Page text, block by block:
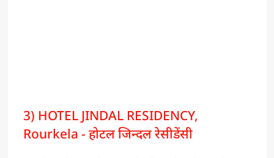
3) HOTEL JINDAL RESIDENCY,
Rourkela - होटल जिन्दल रेसीडेंसी